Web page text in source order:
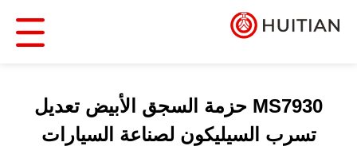
MS7930 حزمة السجق الأبيض تعديل
تسرب السيليكون لصناعة السيارات